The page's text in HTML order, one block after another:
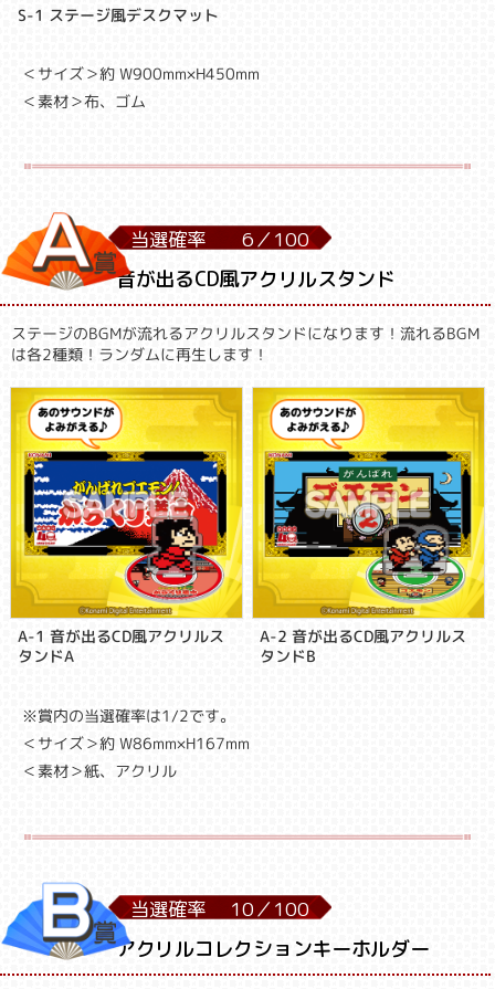
S-1 ステージ風デスクマット
＜サイズ＞約 W900mm×H450mm
＜素材＞布、ゴム
当選確率 6／100
音が出るCD風アクリルスタンド
ステージのBGMが流れるアクリルスタンドになります！流れるBGM
は各2種類！ランダムに再生します！
A-1 音が出るCD風アクリルス
タンドA
A-2 音が出るCD風アクリルス
タンドB
※賞内の当選確率は1/2です。
＜サイズ＞約 W86mm×H167mm
＜素材＞紙、アクリル
当選確率 10／100
アクリルコレクションキーホルダー